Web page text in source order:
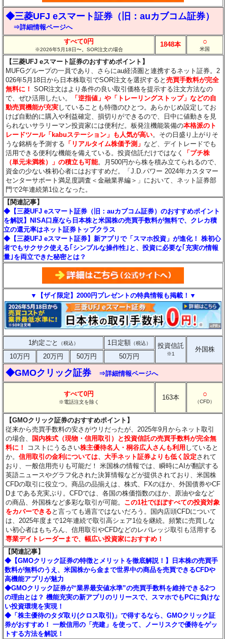
◆三菱UFJ eスマート証券（旧：auカブコム証券）
⇒詳細情報ページへ
すべて0円
※2026年5月18日〜。SOR注文の場合
1848本 ○
米国
【三菱UFJ eスマート証券のおすすめポイント】
MUFGグループの一員であり、さらにau経済圏と連携するネット証券。2
026年5月18日から日本株取引でSOR注文を選択すると売買手数料が完全
無料に！ SOR注文はより条件の良い取引価格を提示する注文方法なの
で、ぜひ活用したい。
「逆指値」や「トレーリングストップ」などの自
動売買機能が充実していることも特徴のひとつ。あらかじめ設定してお
けば自動的に購入や利益確定、損切りができるので、日中に値動きを見
られないサラリーマン投資家には便利だ。板発注機能装備の本格派のト
レードツール「kabuステーション」も人気が高い。その日盛り上がりそ
うな銘柄を予測する 「リアルタイム株価予測」 など、デイトレードでも
活用できる便利な機能を備えている。投資信託だけではなく
「プチ株
（単元未満株）」の積立も可能。月500円から株を積み立てられるので、
資金の少ない株初心者にはおすすめだ。「J.D.パワー 2024年カスタマー
センターサポート満足度調査＜金融業界編＞」において、ネット証券部
門で2年連続第1位となった。
【関連記事】
◆【三菱UFJ eスマート証券（旧：auカブコム証券）のおすすめポイント
を解説】NISA口座なら日本株と米国株の売買手数料が無料で、クレカ積
立の還元率はネット証券トップクラス
◆【三菱UFJ eスマート証券】新アプリで「スマホ投資」が進化！ 株初心
者でもサクサク使える｢シンプルな操作性｣と、投資に必要な｢充実の情報
量｣を両立できた秘密とは？
▼【ザイ限定】2000円プレゼントの特典情報も掲載！▼
1約定ごと （税込） 1日定額 （税込） 投資信託
※1
外国株
10万円
20万円 50万円 50万円
◆GMOクリック証券 ⇒詳細情報ページへ
すべて0円
※電話注文を除く
163本 ○
（CFD）
【GMOクリック証券のおすすめポイント】
従来から売買手数料の安さがウリだったが、2025年9月からネット取引
の場合、
国内株式（現物・信用取引）と投資信託の売買手数料が完全無
料に！
コストにうるさい株主優待名人・桐谷広人さんも利用 していると
か。信用取引の金利については、大手ネット証券よりも低く設定されて
おり、一般信用売りも可能だ！ 米国株の情報では、瞬時にAIが翻訳する
英語ニュースやグラフ化された決算情報などが提供されており、米国株
CFDの取引に役立つ。商品の品揃えは、株式、FXのほか、外国債券やCF
Dまである充実ぶり。CFDでは、各国の株価指数のほか、原油や金など
の商品、外国株など多彩な取引が可能。 この1社でほぼすべての投資対象
をカバーできる と言っても過言ではないだろう。国内店頭CFDについて
は、2025年度まで12年連続で取引高シェア1位を継続。頻繁に売買しな
い初心者はもちろん、信用取引やCFDなどのレバレッジ取引も活用する
専業デイトレーダーまで、幅広い投資家におすすめ！
【関連記事】
◆【GMOクリック証券の特徴とメリットを徹底解説！】日本株の売買手
数料が無料のうえ、米国株から金まで世界中の商品を売買できるCFDや
高機能アプリが魅力
◆GMOクリック証券が“業界最安値水準”の売買手数料を維持できる2つ
の理由とは？ 機能充実の新アプリのリリースで、スマホでもPCに負けな
い投資環境を実現！
◆「株主優待のタダ取り(クロス取引)」で得するなら、GMOクリック証
券がおすすめ！ 一般信用の「売建」を使って、ノーリスクで優待をゲッ
トする方法を解説！